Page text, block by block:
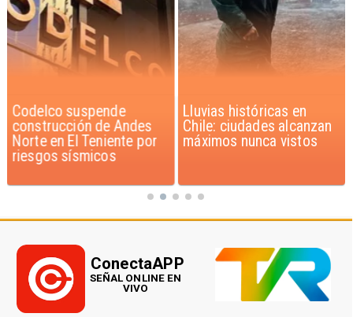
Codelco suspende
construcción de Andes
Norte en El Teniente por
riesgos sísmicos
Lluvias históricas en
Chile: ciudades alcanzan
máximos nunca vistos
ConectaAPP
SEÑAL ONLINE EN
VIVO